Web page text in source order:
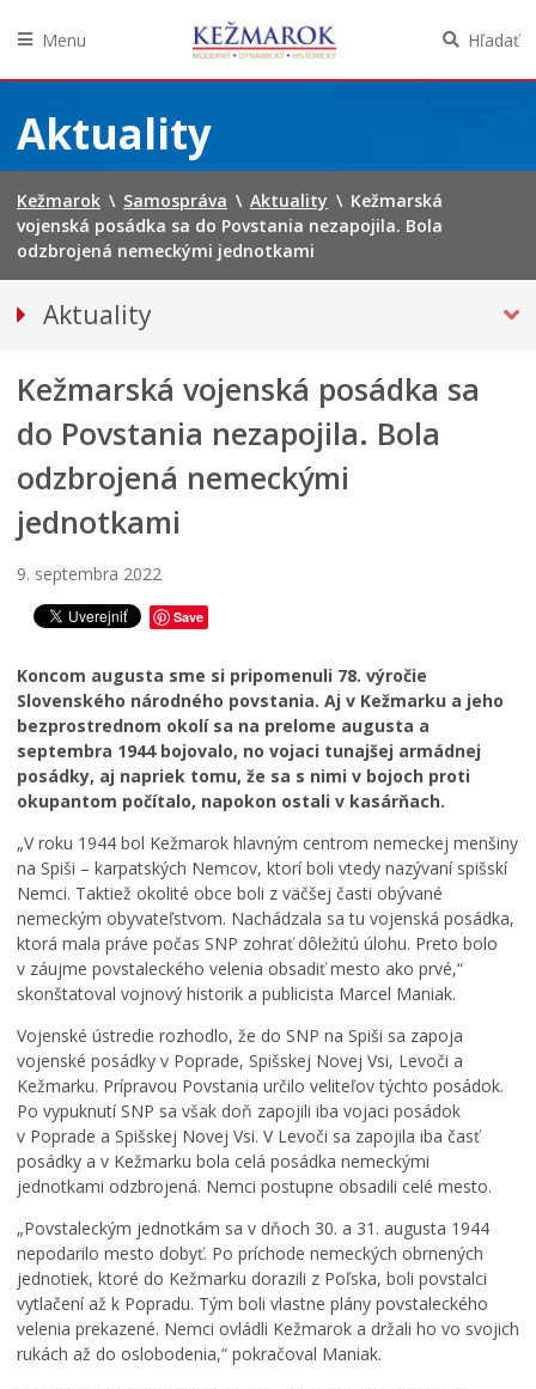
obsah
Menu Hľadať
Aktuality
Kežmarok \ Samospráva \ Aktuality \ Kežmarská
vojenská posádka sa do Povstania nezapojila. Bola
odzbrojená nemeckými jednotkami
Aktuality
Spravodajstvo
Kultúra
Bezpečnosť
Životné prostredie
Zdravie
Cirkev
Kežmarská vojenská posádka sa
do Povstania nezapojila. Bola
odzbrojená nemeckými
jednotkami
9. septembra 2022
Save
Koncom augusta sme si pripomenuli 78. výročie
Slovenského národného povstania. Aj v Kežmarku a jeho
bezprostrednom okolí sa na prelome augusta a
septembra 1944 bojovalo, no vojaci tunajšej armádnej
posádky, aj napriek tomu, že sa s nimi v bojoch proti
okupantom počítalo, napokon ostali v kasárňach.
„V roku 1944 bol Kežmarok hlavným centrom nemeckej menšiny
na Spiši – karpatských Nemcov, ktorí boli vtedy nazývaní spišskí
Nemci. Taktiež okolité obce boli z väčšej časti obývané
nemeckým obyvateľstvom. Nachádzala sa tu vojenská posádka,
ktorá mala práve počas SNP zohrať dôležitú úlohu. Preto bolo
v záujme povstaleckého velenia obsadiť mesto ako prvé,“
skonštatoval vojnový historik a publicista Marcel Maniak.
Vojenské ústredie rozhodlo, že do SNP na Spiši sa zapoja
vojenské posádky v Poprade, Spišskej Novej Vsi, Levoči a
Kežmarku. Prípravou Povstania určilo veliteľov týchto posádok.
Po vypuknutí SNP sa však doň zapojili iba vojaci posádok
v Poprade a Spišskej Novej Vsi. V Levoči sa zapojila iba časť
posádky a v Kežmarku bola celá posádka nemeckými
jednotkami odzbrojená. Nemci postupne obsadili celé mesto.
„Povstaleckým jednotkám sa v dňoch 30. a 31. augusta 1944
nepodarilo mesto dobyť. Po príchode nemeckých obrnených
jednotiek, ktoré do Kežmarku dorazili z Poľska, boli povstalci
vytlačení až k Popradu. Tým boli vlastne plány povstaleckého
velenia prekazené. Nemci ovládli Kežmarok a držali ho vo svojich
rukách až do oslobodenia,“ pokračoval Maniak.
L
e
t
n
é
k
ú
p
J
u
h
d
e
f
i
n
i
t
í
v
n
P
r
e
c
h
á
d
z
k
a
č
a